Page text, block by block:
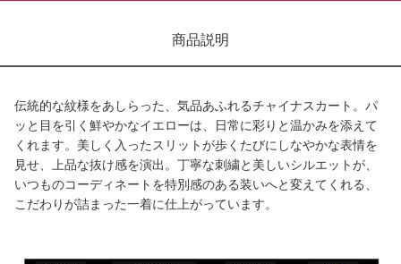
商品説明
伝統的な紋様をあしらった、気品あふれるチャイナスカート。パ
ッと目を引く鮮やかなイエローは、日常に彩りと温かみを添えて
くれます。美しく入ったスリットが歩くたびにしなやかな表情を
見せ、上品な抜け感を演出。丁寧な刺繍と美しいシルエットが、
いつものコーディネートを特別感のある装いへと変えてくれる、
こだわりが詰まった一着に仕上がっています。